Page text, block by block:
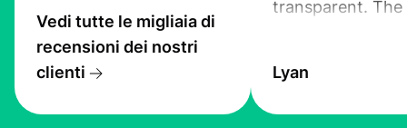
Vedi tutte le migliaia di
recensioni dei nostri
clienti
transparent. The
the exchange
Lyan